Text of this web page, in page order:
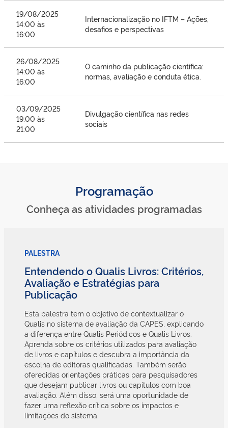
19/08/2025
14:00 às
16:00
Internacionalização no IFTM – Ações,
desafios e perspectivas
26/08/2025
14:00 às
16:00
O caminho da publicação científica:
normas, avaliação e conduta ética.
03/09/2025
19:00 às
21:00
Divulgação científica nas redes
sociais
Programação
Conheça as atividades programadas
PALESTRA
Entendendo o Qualis Livros: Critérios,
Avaliação e Estratégias para
Publicação
Esta palestra tem o objetivo de contextualizar o
Qualis no sistema de avaliação da CAPES, explicando
a diferença entre Qualis Periódicos e Qualis Livros.
Aprenda sobre os critérios utilizados para avaliação
de livros e capítulos e descubra a importância da
escolha de editoras qualificadas. Também serão
oferecidas orientações práticas para pesquisadores
que desejam publicar livros ou capítulos com boa
avaliação. Além disso, será uma oportunidade de
fazer uma reflexão crítica sobre os impactos e
limitações do sistema.